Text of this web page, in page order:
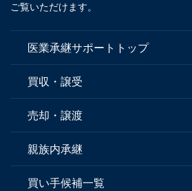
ご覧いただけます。
医業承継サポートトップ
買収・譲受
売却・譲渡
親族内承継
買い手候補一覧